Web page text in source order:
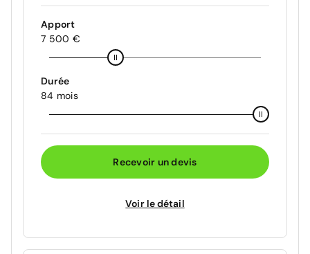
Apport
7 500 €
Durée
84 mois
Recevoir un devis
Voir le détail